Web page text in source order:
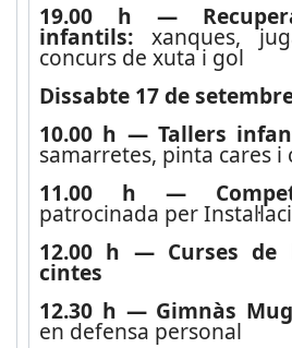
19.00 h —
infantils: xanques,
concurs de xuta i gol
Dissabte 17 de
10.00 h — Tallers
samarretes, pinta cares i
11.00 h —
patrocinada per
12.00 h — Curses de
cintes
12.30 h — Gimnàs
en defensa personal